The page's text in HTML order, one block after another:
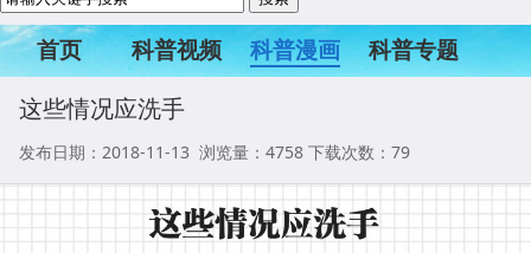
首页 科普视频 科普漫画
科普专题
科普活动
这些情况应洗手
发布日期：2018-11-13 浏览量： 4758 下载次数：79